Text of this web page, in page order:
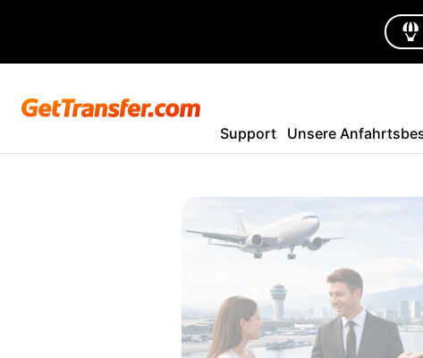
Support Unsere